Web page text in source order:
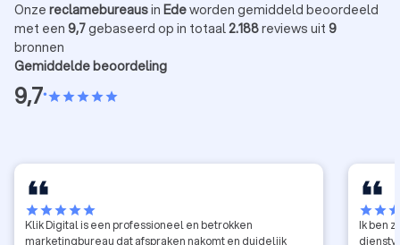
Onze reclamebureausin Edeworden gemiddeld beoordeeld
met een 9,7gebaseerd op in totaal2.188reviews uit 9
bronnen
Gemiddelde beoordeling
9,7•starstarstarstarstar
starstarstarstarstar
Klik Digital is een professioneel en betrokken
marketingbureau dat afspraken nakomt en duidelijk
starstar
Ik ben